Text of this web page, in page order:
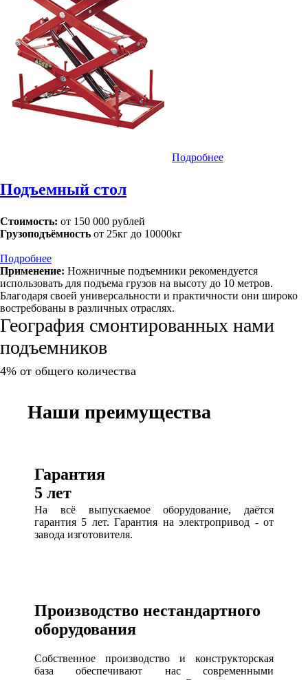
Подробнее
Подъемный стол
Стоимость: от 150 000 рублей
Грузоподъёмность от 25кг до 10000кг
Подробнее
Применение: Ножничные подъемники рекомендуется
использовать для подъема грузов на высоту до 10 метров.
Благодаря своей универсальности и практичности они широко
востребованы в различных отраслях.
География смонтированных нами
подъемников
4% от общего количества
Наши преимущества
Гарантия
5 лет
На всё выпускаемое оборудование, даётся
гарантия 5 лет. Гарантия на электропривод - от
завода изготовителя.
Производство нестандартного
оборудования
Собственное производство и конструкторская
база обеспечивают нас современными